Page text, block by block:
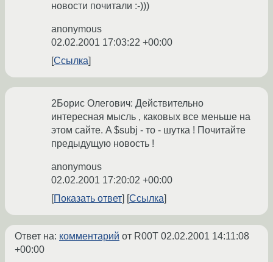
новости почитали :-)))
anonymous
02.02.2001 17:03:22 +00:00
Ссылка
2Борис Олегович: Действительно
интересная мысль , каковых все меньше на
этом сайте. A $subj - то - шутка ! Почитайте
предыдущую новость !
anonymous
02.02.2001 17:20:02 +00:00
Показать ответ
Ссылка
Ответ на: комментарий от R00T 02.02.2001 14:11:08
+00:00